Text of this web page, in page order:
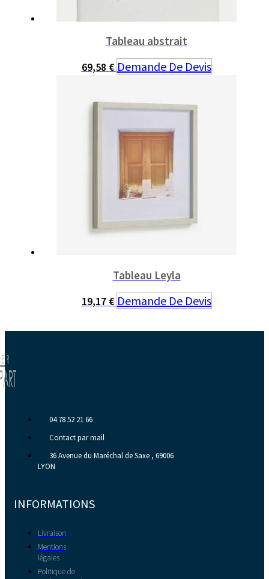
Tableau abstrait
69,58 € Demande De Devis
Tableau Leyla
19,17 € Demande De Devis
04 78 52 21 66
Contact par mail
36 Avenue du Maréchal de Saxe , 69006
LYON
INFORMATIONS
Livraison
Mentions
légales
Politique de